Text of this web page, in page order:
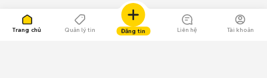
Trang chủ Quản lý tin Đăng tin Liên hệ Tài khoản